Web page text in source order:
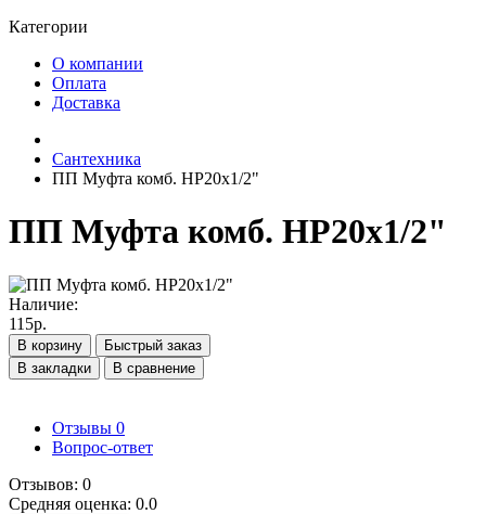
Категории
О компании
Оплата
Доставка
Сантехника
ПП Муфта комб. НР20х1/2"
ПП Муфта комб. НР20х1/2"
Наличие:
115р.
В корзину
Быстрый заказ
В закладки
В сравнение
Отзывы 0
Вопрос-ответ
Отзывов: 0
Средняя оценка: 0.0